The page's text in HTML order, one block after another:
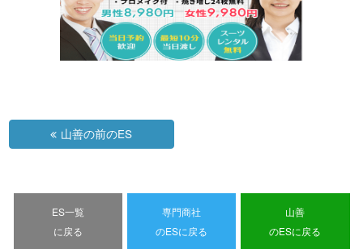
山善の前のES
ES一覧
に戻る
専門商社
のESに戻る
山善
のESに戻る